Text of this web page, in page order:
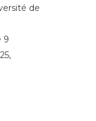
de
9